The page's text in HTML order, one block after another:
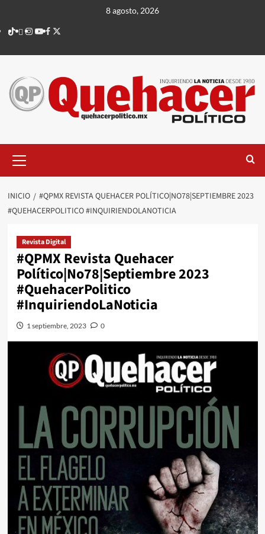
contenido
8 agosto, 2026
TikTok
threads
Instagram
Youtube
Facebook
X
principal
INICIO
#QPMX REVISTA QUEHACER POLÍTICO|NO78|SEPTIEMBRE 2023
#QUEHACERPOLITICO #INQUIRIENDOLANOTICIA
Revista Digital
#QPMX Revista Quehacer
Político|No78|Septiembre 2023
#QuehacerPolitico
#InquiriendoLaNoticia
1 septiembre, 2023 0